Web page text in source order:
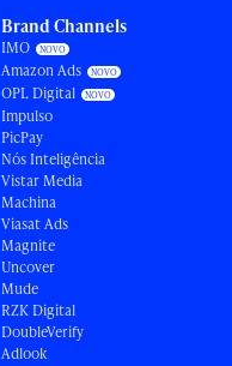
Brand Channels
IMO
Amazon Ads
OPL Digital
Impulso
PicPay
Nós Inteligência
Vistar Media
Machina
Viasat Ads
Magnite
Uncover
Mude
RZK Digital
DoubleVerify
Adlook